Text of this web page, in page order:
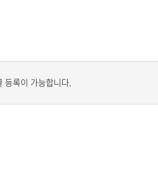
등록이 가능합니다.